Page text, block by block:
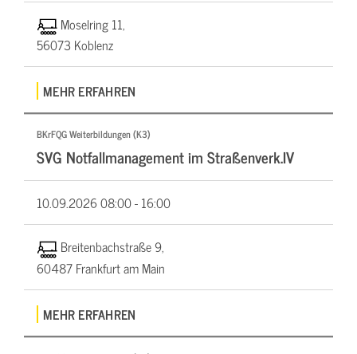
Moselring 11,
56073 Koblenz
MEHR ERFAHREN
BKrFQG Weiterbildungen (K3)
SVG Notfallmanagement im Straßenverk.IV
10.09.202608:00 - 16:00
Breitenbachstraße 9,
60487 Frankfurt am Main
MEHR ERFAHREN